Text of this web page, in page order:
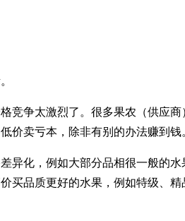
竞争太激烈了。很多果农（供应
价卖亏本，除非有别的办法赚到钱
异化，例如大部分品相很一般的
买品质更好的水果，例如特级、